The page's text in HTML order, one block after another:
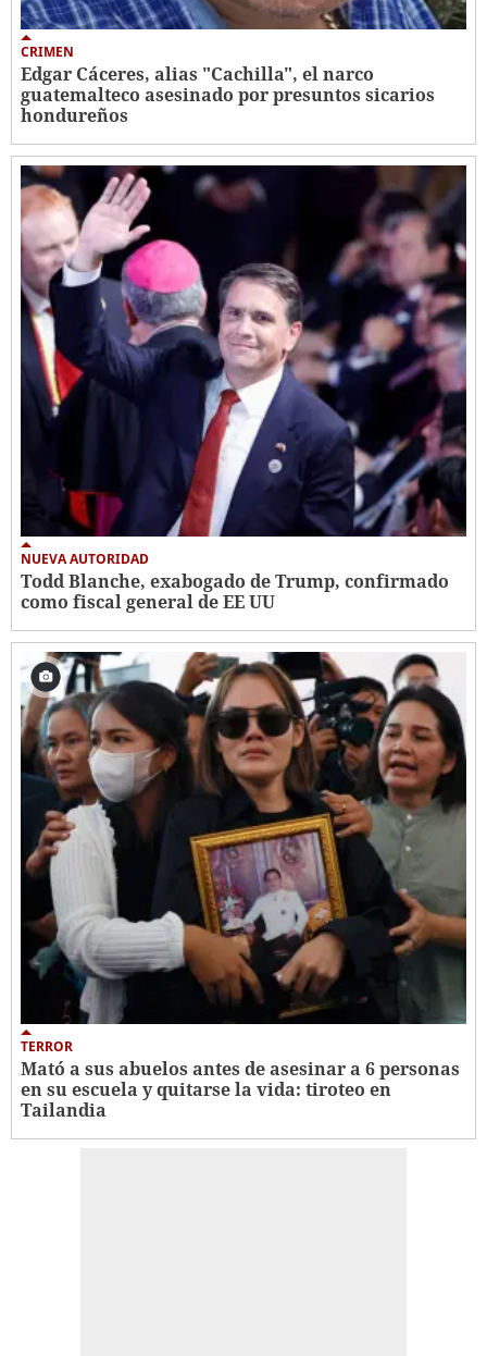
CRIMEN
Edgar Cáceres, alias "Cachilla", el narco
guatemalteco asesinado por presuntos sicarios
hondureños
NUEVA AUTORIDAD
Todd Blanche, exabogado de Trump, confirmado
como fiscal general de EE UU
TERROR
Mató a sus abuelos antes de asesinar a 6 personas
en su escuela y quitarse la vida: tiroteo en
Tailandia